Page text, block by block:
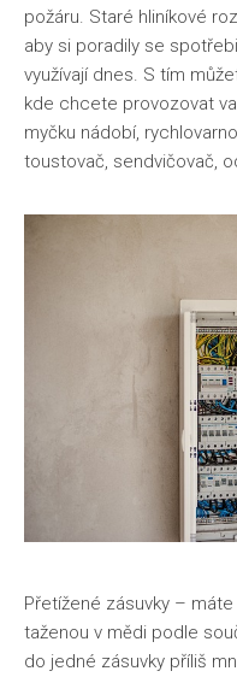
požáru. Staré hliníkové
aby si poradily se
využívají dnes. S tím
kde chcete provozovat
myčku nádobí,
toustovač, sendvičovač,
Přetížené zásuvky – máte
taženou v mědi podle
do jedné zásuvky příliš